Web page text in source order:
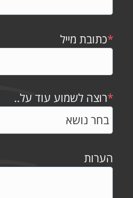
*כתובת מייל
*רוצה לשמוע עוד על..
הערות